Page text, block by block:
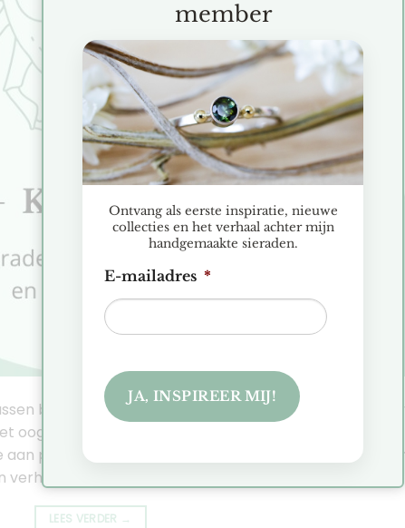
bij de kracht van de Kreeft Betrokken, trouw en
oog voor detail en een sterk gevoel voor wat écht
persoonlijke relaties en kiezen sieraden niet
[…]
LEES VERDER →
member
Ontvang als eerste inspiratie, nieuwe
collecties en het verhaal achter mijn
handgemaakte sieraden.
E-mailadres *
JA, INSPIREER MIJ!